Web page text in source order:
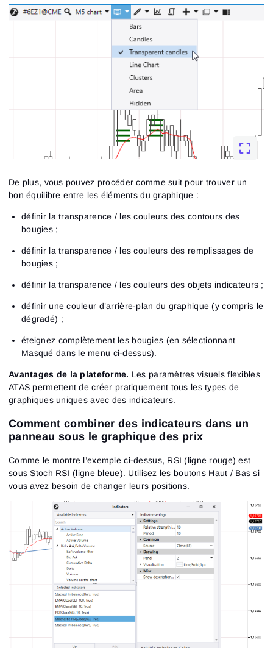
De plus, vous pouvez procéder comme suit pour trouver un
bon équilibre entre les éléments du graphique :
définir la transparence / les couleurs des contours des
bougies ;
définir la transparence / les couleurs des remplissages de
bougies ;
définir la transparence / les couleurs des objets indicateurs ;
définir une couleur d’arrière-plan du graphique (y compris le
dégradé) ;
éteignez complètement les bougies (en sélectionnant
Masqué dans le menu ci-dessus).
Avantages de la plateforme. Les paramètres visuels flexibles
ATAS permettent de créer pratiquement tous les types de
graphiques uniques avec des indicateurs.
Comment combiner des indicateurs dans un
panneau sous le graphique des prix
Comme le montre l’exemple ci-dessus, RSI (ligne rouge) est
sous Stoch RSI (ligne bleue). Utilisez les boutons Haut / Bas si
vous avez besoin de changer leurs positions.